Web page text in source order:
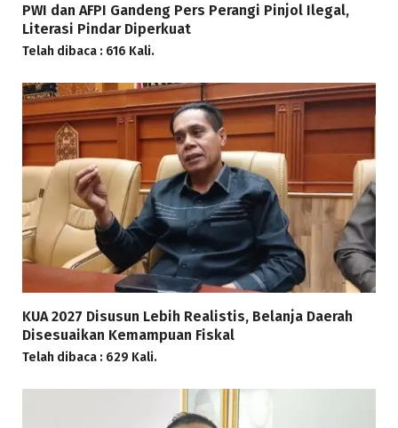
PWI dan AFPI Gandeng Pers Perangi Pinjol Ilegal,
Literasi Pindar Diperkuat
Telah dibaca : 616 Kali.
KUA 2027 Disusun Lebih Realistis, Belanja Daerah
Disesuaikan Kemampuan Fiskal
Telah dibaca : 629 Kali.